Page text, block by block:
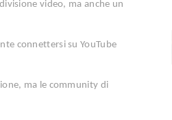
video, ma anche un
connettersi su YouTube
ma le community di